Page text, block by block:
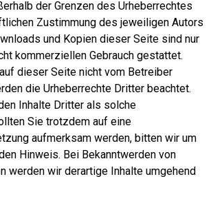
der Grenzen des Urheberrechtes
Zustimmung des jeweiligen Autors
und Kopien dieser Seite sind nur
kommerziellen Gebrauch gestattet.
dieser Seite nicht vom Betreiber
die Urheberrechte Dritter beachtet.
Inhalte Dritter als solche
Sie trotzdem auf eine
aufmerksam werden, bitten wir um
Hinweis. Bei Bekanntwerden von
werden wir derartige Inhalte umgehend